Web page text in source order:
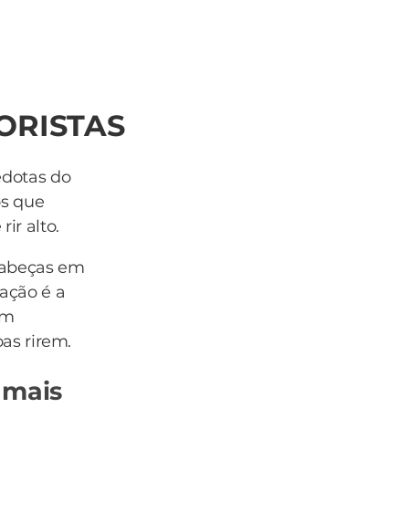
do
que
rir alto.
em
é a
rirem.